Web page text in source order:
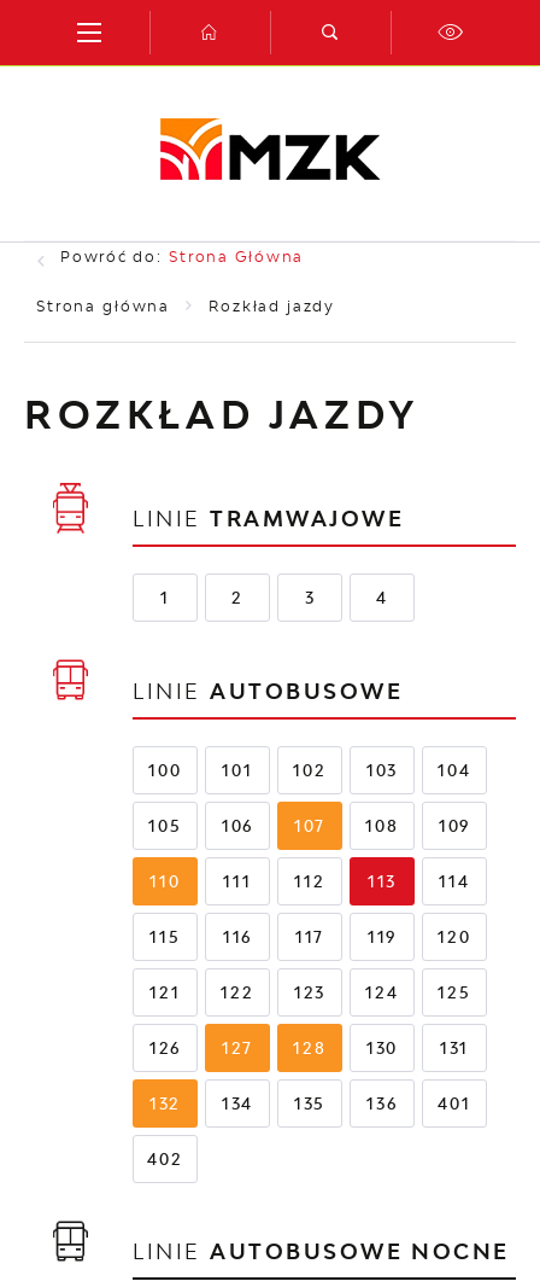
Przejdź do menu.
Przejdź do wyszukiwarki.
Przejdź do treści.
Przejdź do ustawień wielkości czcionki.
Włącz wersję kontrastową strony.
Powróć do: Strona Główna
Strona główna Rozkład jazdy
ROZKŁAD JAZDY
LINIETRAMWAJOWE
1 2 3 4
LINIEAUTOBUSOWE
100 101 102 103 104
105 106 107 108 109
110 111 112 113 114
115 116 117 119 120
121 122 123 124 125
126 127 128 130 131
132 134 135 136 401
402
LINIEAUTOBUSOWE NOCNE